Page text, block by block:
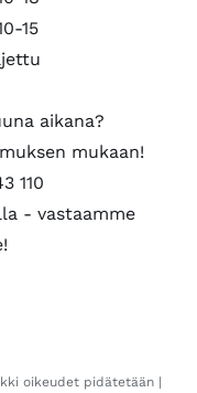
15
aikana?
mukaan!
110
- vastaamme
oikeudet pidätetään |